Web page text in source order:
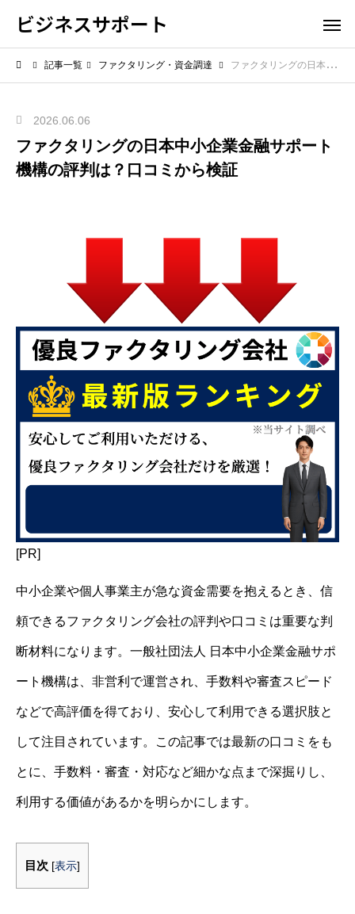
ビジネスサポート
記事一覧 ファクタリング・資金調達 ファクタリングの日本中小企業金融サポート機構の評判は？口コミから検証
2026.06.06
ファクタリングの日本中小企業金融サポート
機構の評判は？口コミから検証
[PR]
中小企業や個人事業主が急な資金需要を抱えるとき、信
頼できるファクタリング会社の評判や口コミは重要な判
断材料になります。一般社団法人 日本中小企業金融サポ
ート機構は、非営利で運営され、手数料や審査スピード
などで高評価を得ており、安心して利用できる選択肢と
して注目されています。この記事では最新の口コミをも
とに、手数料・審査・対応など細かな点まで深掘りし、
利用する価値があるかを明らかにします。
目次 [表示]